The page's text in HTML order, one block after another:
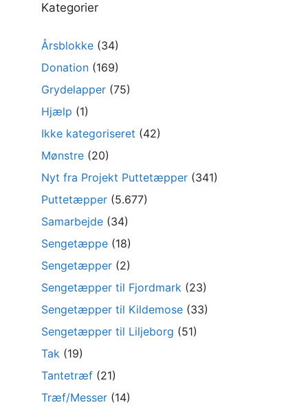
Kategorier
Årsblokke (34)
Donation (169)
Grydelapper (75)
Hjælp (1)
Ikke kategoriseret (42)
Mønstre (20)
Nyt fra Projekt Puttetæpper (341)
Puttetæpper (5.677)
Samarbejde (34)
Sengetæppe (18)
Sengetæpper (2)
Sengetæpper til Fjordmark (23)
Sengetæpper til Kildemose (33)
Sengetæpper til Liljeborg (51)
Tak (19)
Tantetræf (21)
Træf/Messer (14)